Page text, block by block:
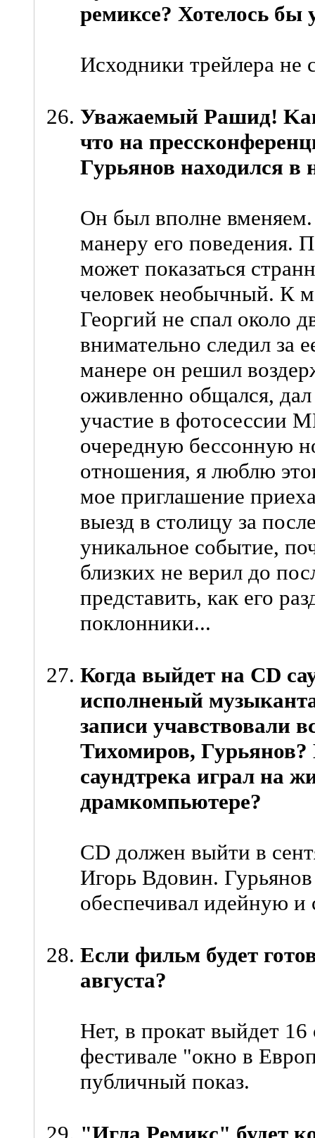
ремиксе? Хотелось бы
Исходники трейлера не
Уважаемый Рашид!
что на
Гурьянов находился в
Он был вполне
манеру его поведения.
может показаться
человек необычный. К
Георгий не спал около
внимательно следил за
манере он решил
оживленно общался,
участие в фотосессии
очередную бессонную
отношения, я люблю
мое приглашение
выезд в столицу за
уникальное событие,
близких не верил до
представить, как его
поклонники...
Когда выйдет на CD
исполненый
записи учавствовали
Тихомиров, Гурьянов?
саундтрека играл на
драмкомпьютере?
CD должен выйти в
Игорь Вдовин.
обеспечивал идейную и
Если фильм будет
августа?
Нет, в прокат выйдет 16
фестивале "окно в
публичный показ.